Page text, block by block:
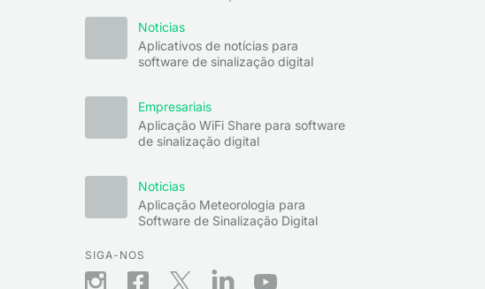
Noticias
Aplicativos de notícias para
software de sinalização digital
Empresariais
Aplicação WiFi Share para software
de sinalização digital
Noticias
Aplicação Meteorologia para
Software de Sinalização Digital
SIGA-NOS